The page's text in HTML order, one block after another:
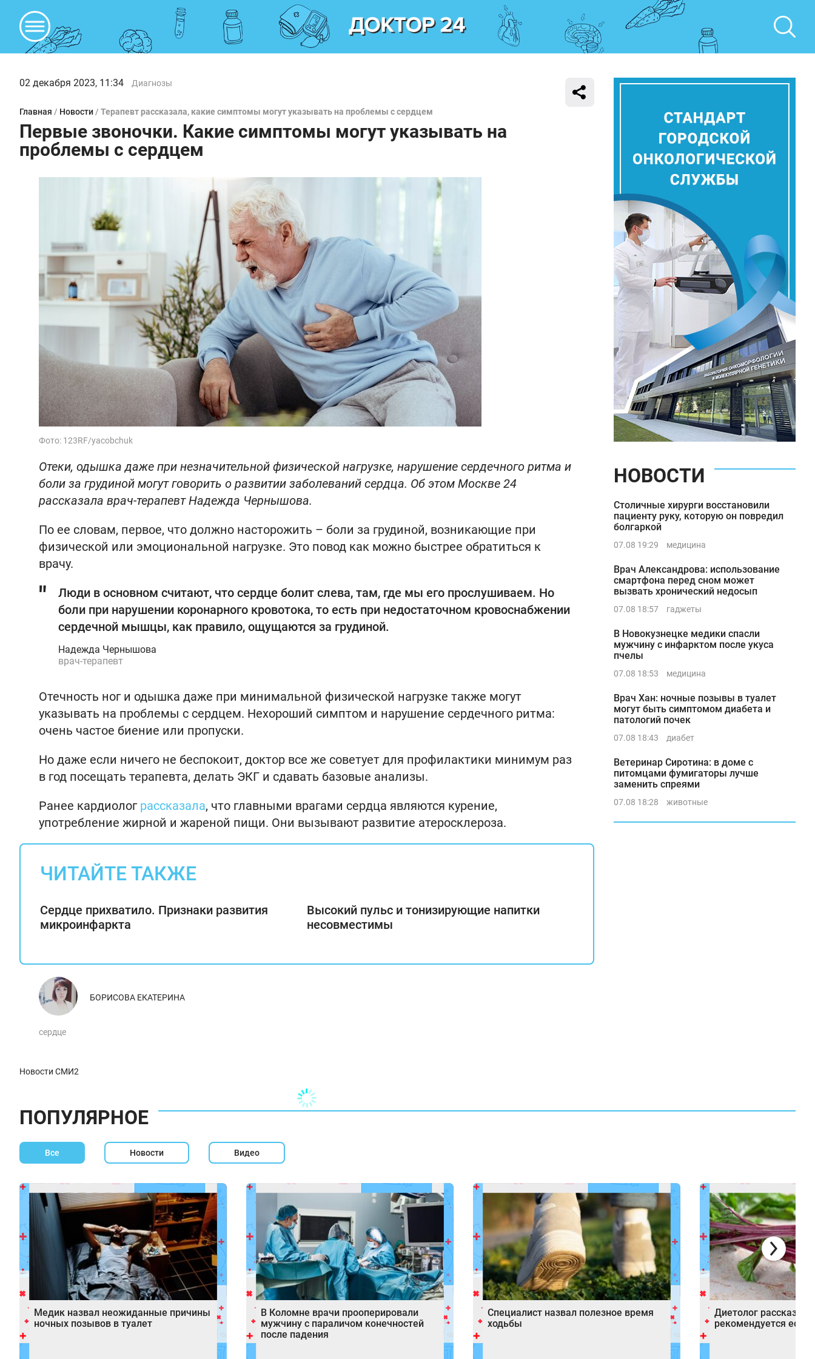
02 декабря 2023, 11:34 Диагнозы
Главная / Новости / Терапевт рассказала, какие симптомы могут указывать на проблемы с сердцем
Первые звоночки. Какие симптомы могут указывать на
проблемы с сердцем
Фото: 123RF/yacobchuk
Отеки, одышка даже при незначительной физической нагрузке, нарушение сердечного ритма и
боли за грудиной могут говорить о развитии заболеваний сердца. Об этом Москве 24
рассказала врач-терапевт Надежда Чернышова.
По ее словам, первое, что должно насторожить – боли за грудиной, возникающие при
физической или эмоциональной нагрузке. Это повод как можно быстрее обратиться к
врачу.
Люди в основном считают, что сердце болит слева, там, где мы его прослушиваем. Но
боли при нарушении коронарного кровотока, то есть при недостаточном кровоснабжении
сердечной мышцы, как правило, ощущаются за грудиной.
Надежда Чернышова
врач-терапевт
Отечность ног и одышка даже при минимальной физической нагрузке также могут
указывать на проблемы с сердцем. Нехороший симптом и нарушение сердечного ритма:
очень частое биение или пропуски.
Но даже если ничего не беспокоит, доктор все же советует для профилактики минимум раз
в год посещать терапевта, делать ЭКГ и сдавать базовые анализы.
Ранее кардиолог рассказала, что главными врагами сердца являются курение,
употребление жирной и жареной пищи. Они вызывают развитие атеросклероза.
ЧИТАЙТЕ ТАКЖЕ
Сердце прихватило. Признаки развития
микроинфаркта
Высокий пульс и тонизирующие напитки
несовместимы
БОРИСОВА ЕКАТЕРИНА
сердце
Новости СМИ2
НОВОСТИ
Столичные хирурги восстановили
пациенту руку, которую он повредил
болгаркой
07.08 19:29 медицина
Врач Александрова: использование
смартфона перед сном может
вызвать хронический недосып
07.08 18:57 гаджеты
В Новокузнецке медики спасли
мужчину с инфарктом после укуса
пчелы
07.08 18:53 медицина
Врач Хан: ночные позывы в туалет
могут быть симптомом диабета и
патологий почек
07.08 18:43 диабет
Ветеринар Сиротина: в доме с
питомцами фумигаторы лучше
заменить спреями
07.08 18:28 животные
ПОПУЛЯРНОЕ
Все Новости Видео
Медик назвал неожиданные причины
ночных позывов в туалет
В Коломне врачи прооперировали
мужчину с параличом конечностей
после падения
Специалист назвал полезное время
ходьбы
Диетолог
рекомендуется есть